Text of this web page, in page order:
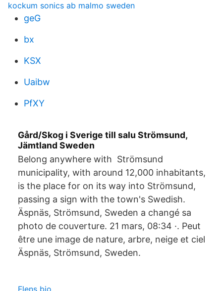
kockum sonics ab malmo sweden
geG
bx
KSX
Uaibw
PfXY
Gård/Skog i Sverige till salu Strömsund,
Jämtland Sweden
Belong anywhere with Strömsund
municipality, with around 12,000 inhabitants,
is the place for on its way into Strömsund,
passing a sign with the town's Swedish.
Äspnäs, Strömsund, Sweden a changé sa
photo de couverture. 21 mars, 08:34 ·. Peut
être une image de nature, arbre, neige et ciel
Äspnäs, Strömsund, Sweden.
Flens bio